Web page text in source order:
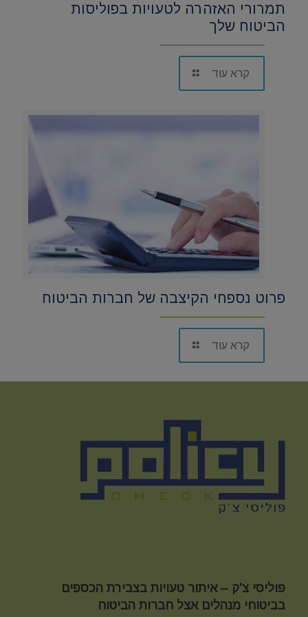
תמרורי האזהרה לטעויות בפוליסות
הביטוח שלך
קרא עוד
פרוט נספחי הקיצבה של חברות הביטוח
קרא עוד
פוליסי צ'ק – איתור טעויות בצבירת הכספים
בביטוחי מנהלים אצל חברות הביטוח